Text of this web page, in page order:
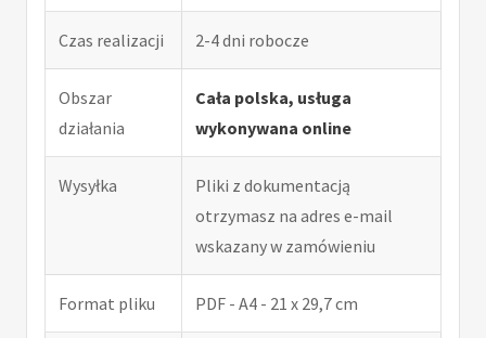
Czas realizacji 2-4 dni robocze
Obszar
działania
Cała polska, usługa
wykonywana online
Wysyłka
Pliki z dokumentacją
otrzymasz na adres e-mail
wskazany w zamówieniu
Format pliku PDF - A4 - 21 x 29,7 cm